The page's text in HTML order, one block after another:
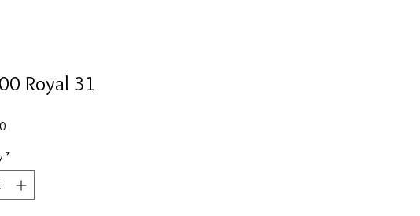
Royal 31
*